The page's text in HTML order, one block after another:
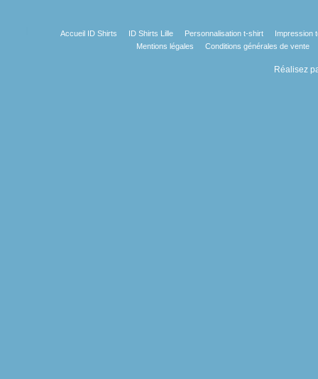
Accueil ID Shirts ID Shirts Lille Personnalisation t-shirt
Impression
Mentions légales
Conditions générales de vente
Réalisez